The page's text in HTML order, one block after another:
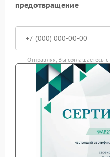
предотвращение
Отправляя, Вы соглашаетесь с